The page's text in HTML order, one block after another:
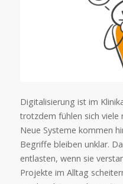
Digitalisierung ist im
trotzdem fühlen sich viele
Neue Systeme kommen
Begriffe bleiben unklar.
entlasten, wenn sie
Projekte im Alltag